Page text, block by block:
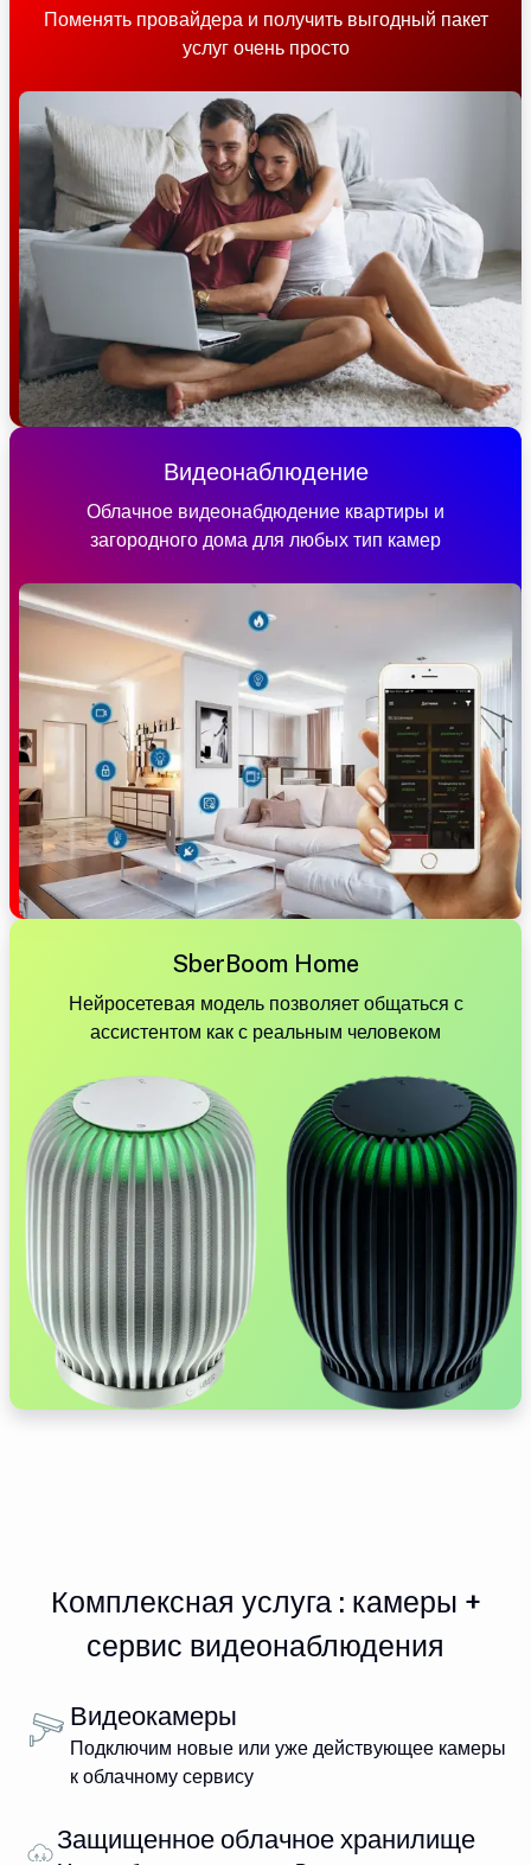
Поменять провайдера и получить выгодный пакет
услуг очень просто
Видеонаблюдение
Облачное видеонабдюдение квартиры и
загородного дома для любых тип камер
SberBoom Home
Нейросетевая модель позволяет общаться с
ассистентом как с реальным человеком
Комплексная услуга : камеры +
сервис видеонаблюдения
Видеокамеры
Подключим новые или уже действующее камеры
к облачному сервису
Защищенное облачное хранилище